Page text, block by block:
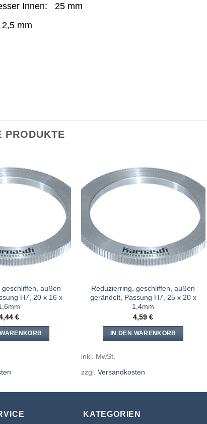
Innen: 25 mm
mm
PRODUKTE
Meine
geschliffen, außen
H7, 20 x 16 x
€
Meine
Reduzierring, geschliffen, außen
gerändelt, Passung H7, 25 x 20 x
1,4mm
4,59€
IN DEN WARENKORB
inkl. MwSt.
zzgl.Versandkosten
KATEGORIEN